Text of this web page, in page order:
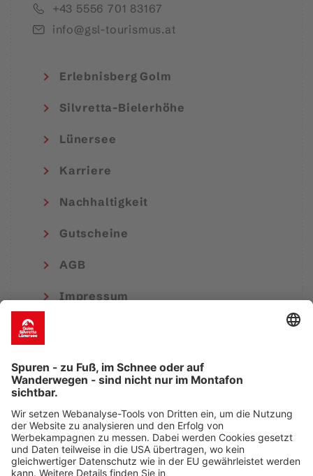
+43 5556 701 83167
info@gsl-tourismus.at
Erlebnisberg Golm
Silvretta-Bielerhöhe
Lünersee
Karriere
Nachhaltigkeit
Gutscheine
AGB
Impressum